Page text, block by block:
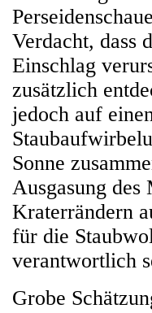
Verdacht, dass
Einschlag
zusätzlich
jedoch auf
Sonne
Ausgasung des
Kraterrändern
für die
verantwortlich
Grobe